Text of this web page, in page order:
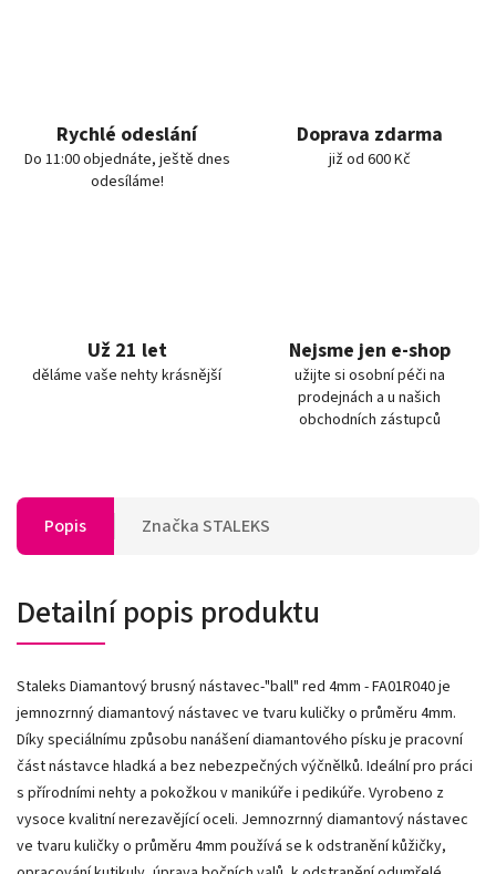
Rychlé odeslání
Do 11:00 objednáte, ještě dnes
odesíláme!
Doprava zdarma
již od 600 Kč
Už 21 let
děláme vaše nehty krásnější
Nejsme jen e-shop
užijte si osobní péči na
prodejnách a u našich
obchodních zástupců
Popis ZnačkaSTALEKS
Detailní popis produktu
Staleks Diamantový brusný nástavec-"ball" red 4mm - FA01R040 je
jemnozrnný diamantový nástavec ve tvaru kuličky o průměru 4mm.
Díky speciálnímu způsobu nanášení diamantového písku je pracovní
část nástavce hladká a bez nebezpečných výčnělků. Ideální pro práci
s přírodními nehty a pokožkou v manikúře i pedikúře. Vyrobeno z
vysoce kvalitní nerezavějící oceli. Jemnozrnný diamantový nástavec
ve tvaru kuličky o průměru 4mm používá se k odstranění kůžičky,